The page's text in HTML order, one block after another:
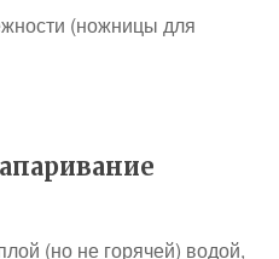
(ножницы для
(но не горячей) водой,